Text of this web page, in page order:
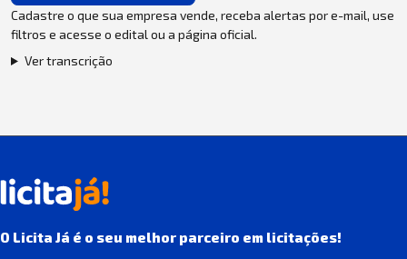
Cadastre o que sua empresa vende, receba alertas por e-mail, use
filtros e acesse o edital ou a página oficial.
Ver transcrição
O Licita Já é o seu melhor parceiro em licitações!